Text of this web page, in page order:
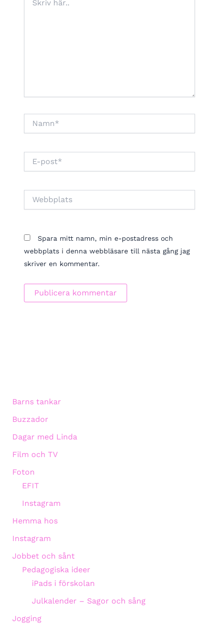
här..
post*
Spara mitt namn, min e-postadress och
webbplats i denna webbläsare till nästa gång jag
skriver en kommentar.
Barns tankar
Buzzador
Dagar med Linda
Film och TV
Foton
EFIT
Instagram
Hemma hos
Instagram
Jobbet och sånt
Pedagogiska ideer
iPads i förskolan
Julkalender – Sagor och sång
Jogging